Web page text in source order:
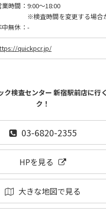
業時間： 9:00～18:00
※検査時間を変更する場合
無休： -
quickpcr.jp/
ク検査センター 新宿駅前店に行
ク！
03-6820-2355
HPを見る
大きな地図で見る